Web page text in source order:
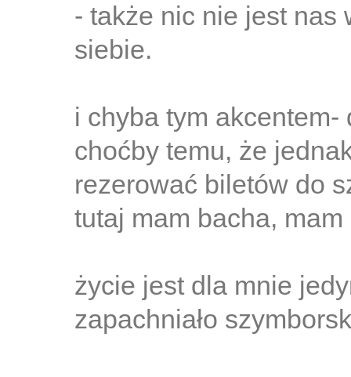
- także nic nie jest nas
siebie.
i chyba tym akcentem-
choćby temu, że
rezerować biletów do
tutaj mam bacha,
życie jest dla mnie
zapachniało